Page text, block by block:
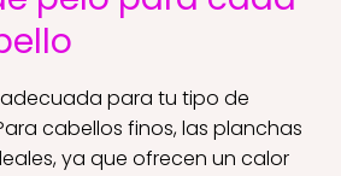
para tu tipo de
cabellos finos, las planchas
ya que ofrecen un calor